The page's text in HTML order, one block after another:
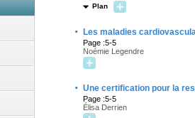
Plan
· Les maladies
Page :5-5
Noémie Legendre
· Une certification pour la
Page :5-5
Élisa Derrien